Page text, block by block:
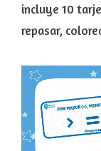
incluye 10
repasar,